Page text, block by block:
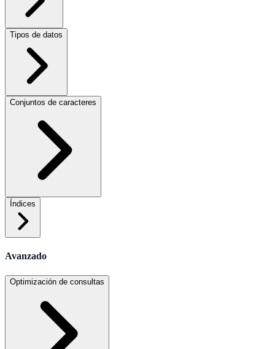
Tipos de datos
Conjuntos de caracteres
Índices
Avanzado
Optimización de consultas